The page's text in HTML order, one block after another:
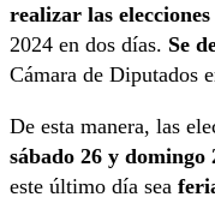
realizar las
2024 en dos días. Se
Cámara de Diputados
De esta manera, las
sábado 26 y domingo
este último día sea